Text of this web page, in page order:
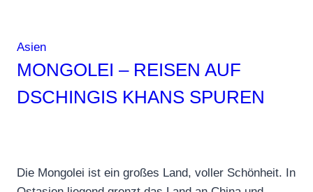
Asien
MONGOLEI – REISEN AUF
DSCHINGIS KHANS SPUREN
Die Mongolei ist ein großes Land, voller Schönheit. In